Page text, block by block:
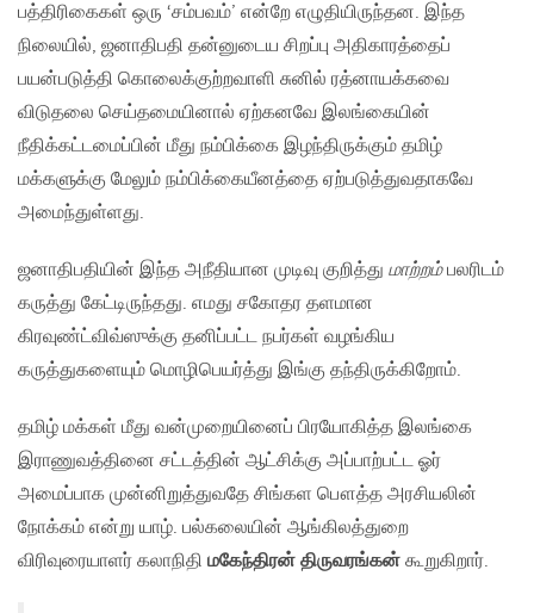
பத்திரிகைகள் ஒரு ‘சம்பவம்’ என்றே எழுதியிருந்தன. இந்த
நிலையில், ஜனாதிபதி தன்னுடைய சிறப்பு அதிகாரத்தைப்
பயன்படுத்தி கொலைக்குற்றவாளி சுனில் ரத்னாயக்கவை
விடுதலை செய்தமையினால் ஏற்கனவே இலங்கையின்
நீதிக்கட்டமைப்பின் மீது நம்பிக்கை இழந்திருக்கும் தமிழ்
மக்களுக்கு மேலும் நம்பிக்கையீனத்தை ஏற்படுத்துவதாகவே
அமைந்துள்ளது.
ஜனாதிபதியின் இந்த அநீதியான முடிவு குறித்து மாற்றம்பலரிடம்
கருத்து கேட்டிருந்தது. எமது சகோதர தளமான
கிரவுண்ட்விவ்ஸுக்கு தனிப்பட்ட நபர்கள் வழங்கிய
கருத்துகளையும் மொழிபெயர்த்து இங்கு தந்திருக்கிறோம்.
தமிழ் மக்கள் மீது வன்முறையினைப் பிரயோகித்த‌ இலங்கை
இராணுவத்தினை சட்டத்தின் ஆட்சிக்கு அப்பாற்பட்ட ஓர்
அமைப்பாக முன்னிறுத்துவதே சிங்கள பௌத்த அரசியலின்
நோக்கம் என்று யாழ். பல்கலையின் ஆங்கிலத்துறை
விரிவுரையாளர் கலாநிதி மகேந்திரன் திருவரங்கன் கூறுகிறார்.